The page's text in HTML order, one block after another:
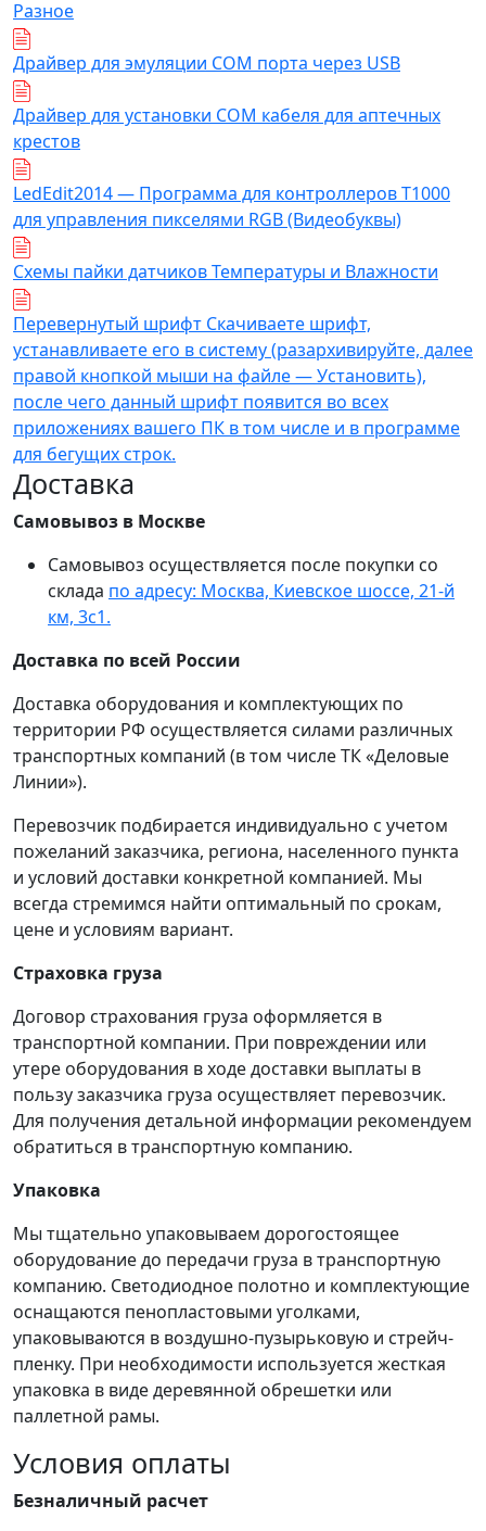
Разное
Драйвер для эмуляции COM порта через USB
Драйвер для установки COM кабеля для аптечных
крестов
LedEdit2014 — Программа для контроллеров T1000
для управления пикселями RGB (Видеобуквы)
Схемы пайки датчиков Температуры и Влажности
Перевернутый шрифт Скачиваете шрифт,
устанавливаете его в систему (разархивируйте, далее
правой кнопкой мыши на файле — Установить),
после чего данный шрифт появится во всех
приложениях вашего ПК в том числе и в программе
для бегущих строк.
Доставка
Самовывоз в Москве
Самовывоз осуществляется после покупки со
склада по адресу: Москва, Киевское шоссе, 21-й
км, 3с1.
Доставка по всей России
Доставка оборудования и комплектующих по
территории РФ осуществляется силами различных
транспортных компаний (в том числе ТК «Деловые
Линии»).
Перевозчик подбирается индивидуально с учетом
пожеланий заказчика, региона, населенного пункта
и условий доставки конкретной компанией. Мы
всегда стремимся найти оптимальный по срокам,
цене и условиям вариант.
Страховка груза
Договор страхования груза оформляется в
транспортной компании. При повреждении или
утере оборудования в ходе доставки выплаты в
пользу заказчика груза осуществляет перевозчик.
Для получения детальной информации рекомендуем
обратиться в транспортную компанию.
Упаковка
Мы тщательно упаковываем дорогостоящее
оборудование до передачи груза в транспортную
компанию. Светодиодное полотно и комплектующие
оснащаются пенопластовыми уголками,
упаковываются в воздушно-пузырьковую и стрейч-
пленку. При необходимости используется жесткая
упаковка в виде деревянной обрешетки или
паллетной рамы.
Условия оплаты
Безналичный расчет